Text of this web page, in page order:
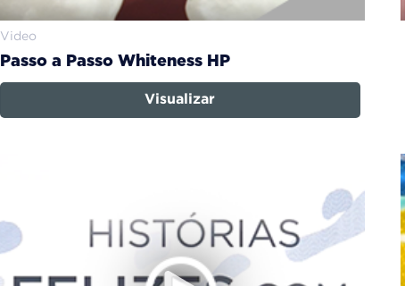
Video
Passo a Passo Whiteness HP
Visualizar